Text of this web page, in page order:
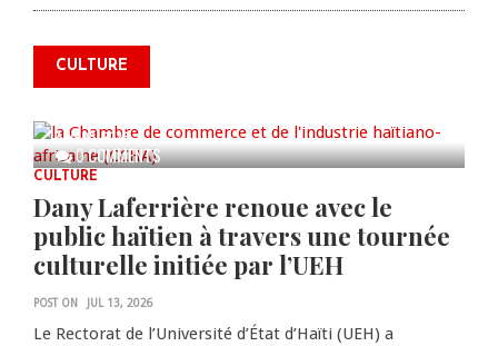
CULTURE
0 COMMENTS
commémorer le 235e
anniversaire de la cérémonie du
AUG 05, 2026
CULTURE
Dany Laferrière renoue avec le
public haïtien à travers une tournée
culturelle initiée par l’UEH
POST ON JUL 13, 2026
Le Rectorat de l’Université d’État d’Haïti (UEH) a